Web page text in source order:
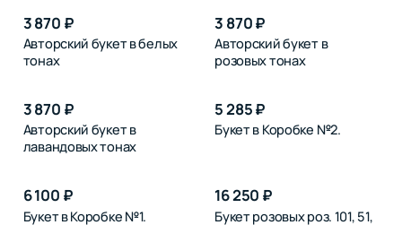
3 870 ₽
Авторский букет в белых
тонах
3 870 ₽
Авторский букет в
розовых тонах
3 870 ₽
Авторский букет в
лавандовых тонах
5 285 ₽
Букет в Коробке №2.
6 100 ₽
Букет в Коробке №1.
16 250 ₽
Букет розовых роз. 101, 51,